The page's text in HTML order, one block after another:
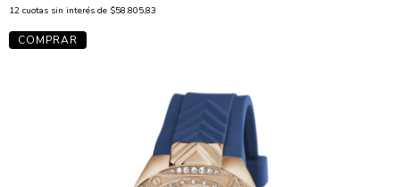
12 cuotas sin interés de $58.805,83